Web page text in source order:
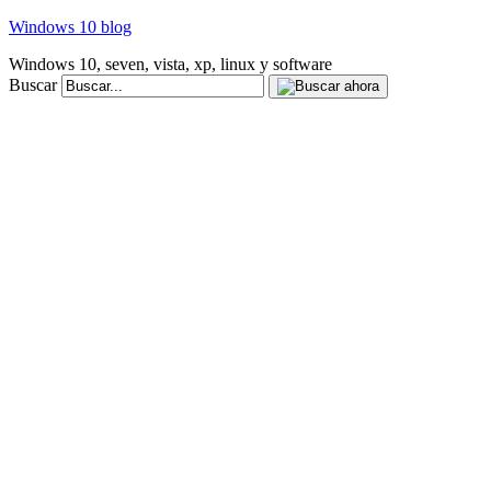
Windows 10 blog
Windows 10, seven, vista, xp, linux y software
Buscar